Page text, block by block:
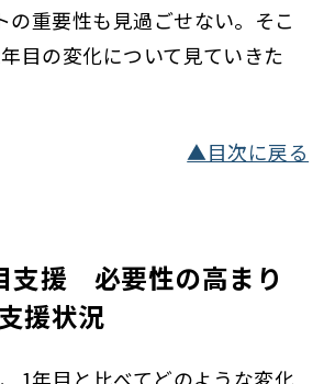
の重要性も見過ごせない。そこ
目の変化について見ていきた
▲目次に戻る
支援 必要性の高まり
援状況